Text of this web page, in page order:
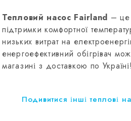
Тепловий насос Fairland – це
підтримки комфортної
низьких витрат на
енергоефективний обігрівач
магазині з доставкою по Україні!
Подивитися інші теплові